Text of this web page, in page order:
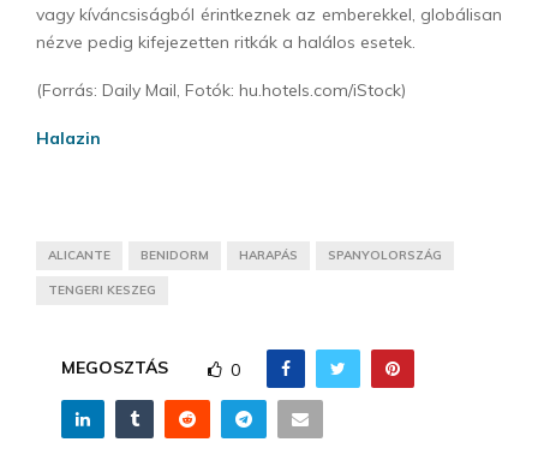
vagy kíváncsiságból érintkeznek az emberekkel, globálisan
nézve pedig kifejezetten ritkák a halálos esetek.
(Forrás: Daily Mail, Fotók: hu.hotels.com/iStock)
Halazin
ALICANTE BENIDORM HARAPÁS SPANYOLORSZÁG
TENGERI KESZEG
MEGOSZTÁS 0